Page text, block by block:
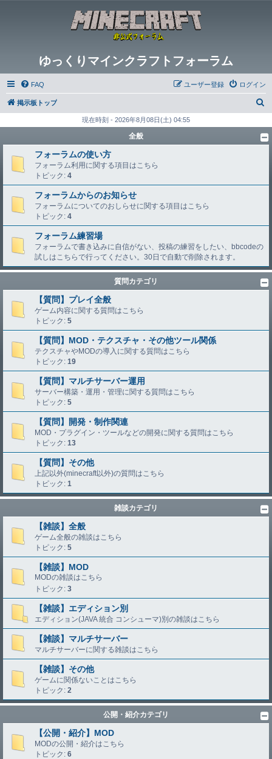
ゆっくりマインクラフトフォーラム
FAQ ログイン
ユーザー登録
掲示板トップ
現在時刻 - 2026年8月08日(土) 04:55
全般
フォーラムの使い方
フォーラム利用に関する項目はこちら
トピック: 4
フォーラムからのお知らせ
フォーラムについてのおしらせに関する項目はこちら
トピック: 4
フォーラム練習場
フォーラムで書き込みに自信がない、投稿の練習をしたい、bbcodeの
試しはこちらで行ってください。30日で自動で削除されます。
質問カテゴリ
【質問】プレイ全般
ゲーム内容に関する質問はこちら
トピック: 5
【質問】MOD・テクスチャ・その他ツール関係
テクスチャやMODの導入に関する質問はこちら
トピック: 19
【質問】マルチサーバー運用
サーバー構築・運用・管理に関する質問はこちら
トピック: 5
【質問】開発・制作関連
MOD・プラグイン・ツールなどの開発に関する質問はこちら
トピック: 13
【質問】その他
上記以外(minecraft以外)の質問はこちら
トピック: 1
雑談カテゴリ
【雑談】全般
ゲーム全般の雑談はこちら
トピック: 5
【雑談】MOD
MODの雑談はこちら
トピック: 3
【雑談】エディション別
エディション(JAVA 統合 コンシューマ)別の雑談はこちら
【雑談】マルチサーバー
マルチサーバーに関する雑談はこちら
【雑談】その他
ゲームに関係ないことはこちら
トピック: 2
公開・紹介カテゴリ
【公開・紹介】MOD
MODの公開・紹介はこちら
トピック: 6